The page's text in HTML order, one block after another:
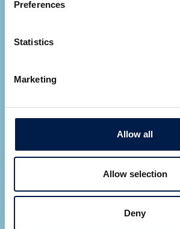
Preferences
Statistics
Marketing
Allow all
Allow selection
Deny